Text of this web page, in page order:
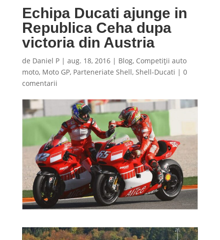
Echipa Ducati ajunge in
Republica Ceha dupa
victoria din Austria
de Daniel P| aug. 18, 2016| Blog, Competiţii auto
moto, Moto GP, Parteneriate Shell, Shell-Ducati | 0
comentarii